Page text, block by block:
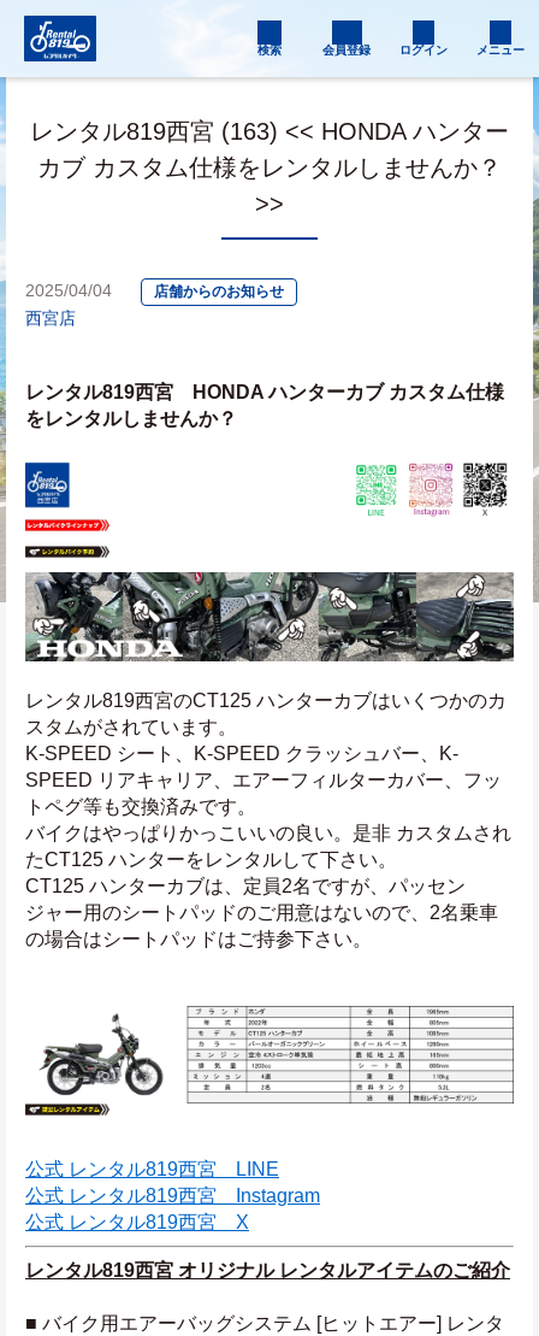
検索 会員登録 ログイン メニュー
レンタル819西宮 (163) << HONDA ハンター
カブ カスタム仕様をレンタルしませんか？
>>
2025/04/04 店舗からのお知らせ
西宮店
レンタル819西宮　HONDA ハンターカブ カスタム仕様
をレンタルしませんか？
レンタル819西宮のCT125 ハンターカブはいくつかのカ
スタムがされています。
K-SPEED シート、K-SPEED クラッシュバー、K-
SPEED リアキャリア、エアーフィルターカバー、フッ
トペグ等も交換済みです。
バイクはやっぱりかっこいいの良い。是非 カスタムされ
たCT125 ハンターをレンタルして下さい。
CT125 ハンターカブは、定員2名ですが、パッセン
ジャー用のシートパッドのご用意はないので、2名乗車
の場合はシートパッドはご持参下さい。
公式 レンタル819西宮　LINE
公式 レンタル819西宮　Instagram
公式 レンタル819西宮　X
レンタル819西宮 オリジナル レンタルアイテムのご紹介
■ バイク用エアーバッグシステム [ヒットエアー] レンタ